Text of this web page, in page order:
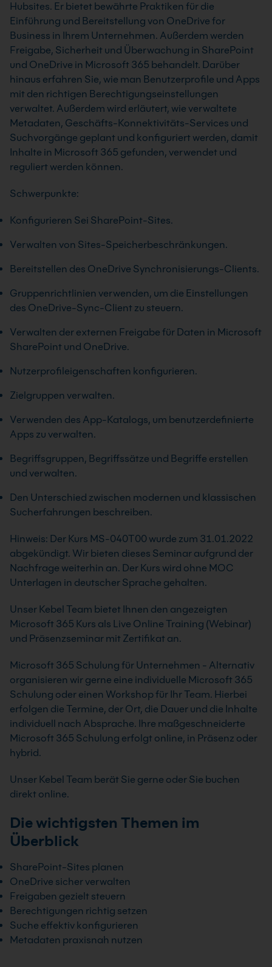
Hubsites. Er bietet bewährte Praktiken für die
Einführung und Bereitstellung von OneDrive for
Business in Ihrem Unternehmen. Außerdem werden
Freigabe, Sicherheit und Überwachung in SharePoint
und OneDrive in Microsoft 365 behandelt. Darüber
hinaus erfahren Sie, wie man Benutzerprofile und Apps
mit den richtigen Berechtigungseinstellungen
verwaltet. Außerdem wird erläutert, wie verwaltete
Metadaten, Geschäfts-Konnektivitäts-Services und
Suchvorgänge geplant und konfiguriert werden, damit
Inhalte in Microsoft 365 gefunden, verwendet und
reguliert werden können.
Schwerpunkte:
Konfigurieren Sei SharePoint-Sites.
Verwalten von Sites-Speicherbeschränkungen.
Bereitstellen des OneDrive Synchronisierungs-Clients.
Gruppenrichtlinien verwenden, um die Einstellungen
des OneDrive-Sync-Client zu steuern.
Verwalten der externen Freigabe für Daten in Microsoft
SharePoint und OneDrive.
Nutzerprofileigenschaften konfigurieren.
Zielgruppen verwalten.
Verwenden des App-Katalogs, um benutzerdefinierte
Apps zu verwalten.
Begriffsgruppen, Begriffssätze und Begriffe erstellen
und verwalten.
Den Unterschied zwischen modernen und klassischen
Sucherfahrungen beschreiben.
Hinweis: Der Kurs MS-040T00 wurde zum 31.01.2022
abgekündigt. Wir bieten dieses Seminar aufgrund der
Nachfrage weiterhin an. Der Kurs wird ohne MOC
Unterlagen in deutscher Sprache gehalten.
Unser Kebel Team bietet Ihnen den angezeigten
Microsoft 365 Kurs als Live Online Training (Webinar)
und Präsenzseminar mit Zertifikat an.
Microsoft 365 Schulung für Unternehmen - Alternativ
organisieren wir gerne eine individuelle Microsoft 365
Schulung oder einen Workshop für Ihr Team. Hierbei
erfolgen die Termine, der Ort, die Dauer und die Inhalte
individuell nach Absprache. Ihre maßgeschneiderte
Microsoft 365 Schulung erfolgt online, in Präsenz oder
hybrid.
Unser Kebel Team berät Sie gerne oder Sie buchen
direkt online.
Die wichtigsten Themen im
Überblick
SharePoint-Sites planen
OneDrive sicher verwalten
Freigaben gezielt steuern
Berechtigungen richtig setzen
Suche effektiv konfigurieren
Metadaten praxisnah nutzen